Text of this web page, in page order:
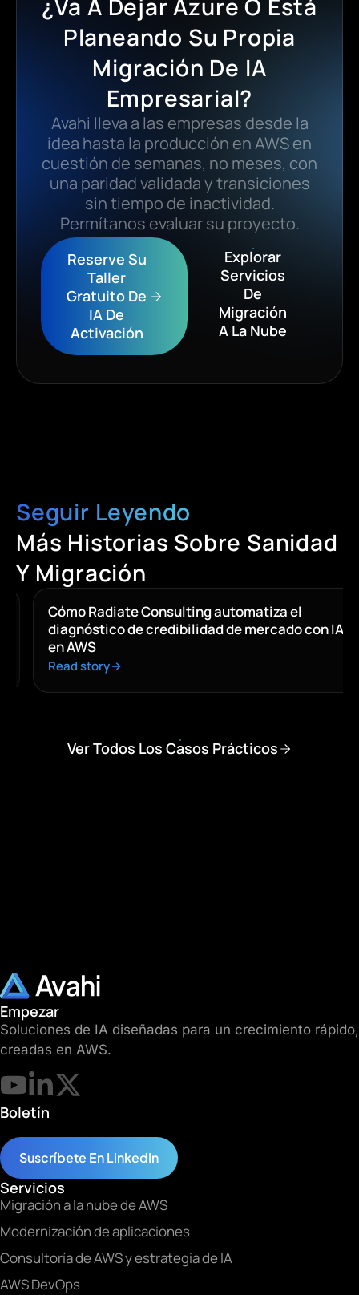
¿Va A Dejar Azure O Está
Planeando Su Propia
Migración De IA
Empresarial?
Avahi lleva a las empresas desde la
idea hasta la producción en AWS en
cuestión de semanas, no meses, con
una paridad validada y transiciones
sin tiempo de inactividad.
Permítanos evaluar su proyecto.
Reserve Su
Taller
Gratuito De
IA De
Activación
Explorar
Servicios
De
Migración
A La Nube
Seguir Leyendo
Más Historias Sobre Sanidad
Y Migración
Cómo Radiate Consulting automatiza el
diagnóstico de credibilidad de mercado con IA
en AWS
Read story
Ver Todos Los Casos Prácticos
Empezar
Soluciones de IA diseñadas para un crecimiento rápido,
creadas en AWS.
Boletín
Suscríbete En LinkedIn
Servicios
Migración a la nube de AWS
Modernización de aplicaciones
Consultoría de AWS y estrategia de IA
AWS DevOps